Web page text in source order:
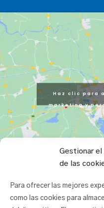
Gestionar
de las
Para ofrecer las mejores
como las cookies para
Haz clic para
marketing y